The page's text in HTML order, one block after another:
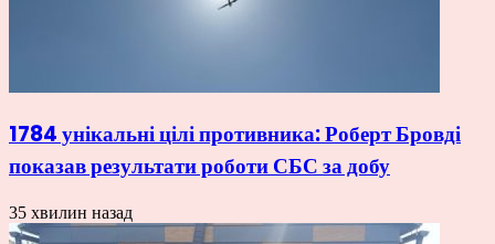
1784 унікальні цілі противника: Роберт Бровді
показав результати роботи СБС за добу
35 хвилин назад